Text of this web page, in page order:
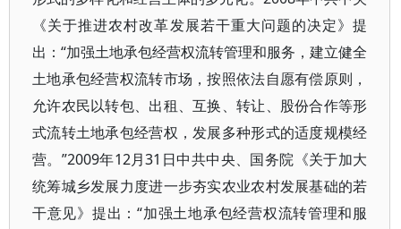
《关于推进农村改革发展若干重大问题的决定》提
出：“加强土地承包经营权流转管理和服务，建立健全
土地承包经营权流转市场，按照依法自愿有偿原则，
允许农民以转包、出租、互换、转让、股份合作等形
式流转土地承包经营权，发展多种形式的适度规模经
营。”2009年12月31日中共中央、国务院《关于加大
统筹城乡发展力度进一步夯实农业农村发展基础的若
干意见》提出：“加强土地承包经营权流转管理和服